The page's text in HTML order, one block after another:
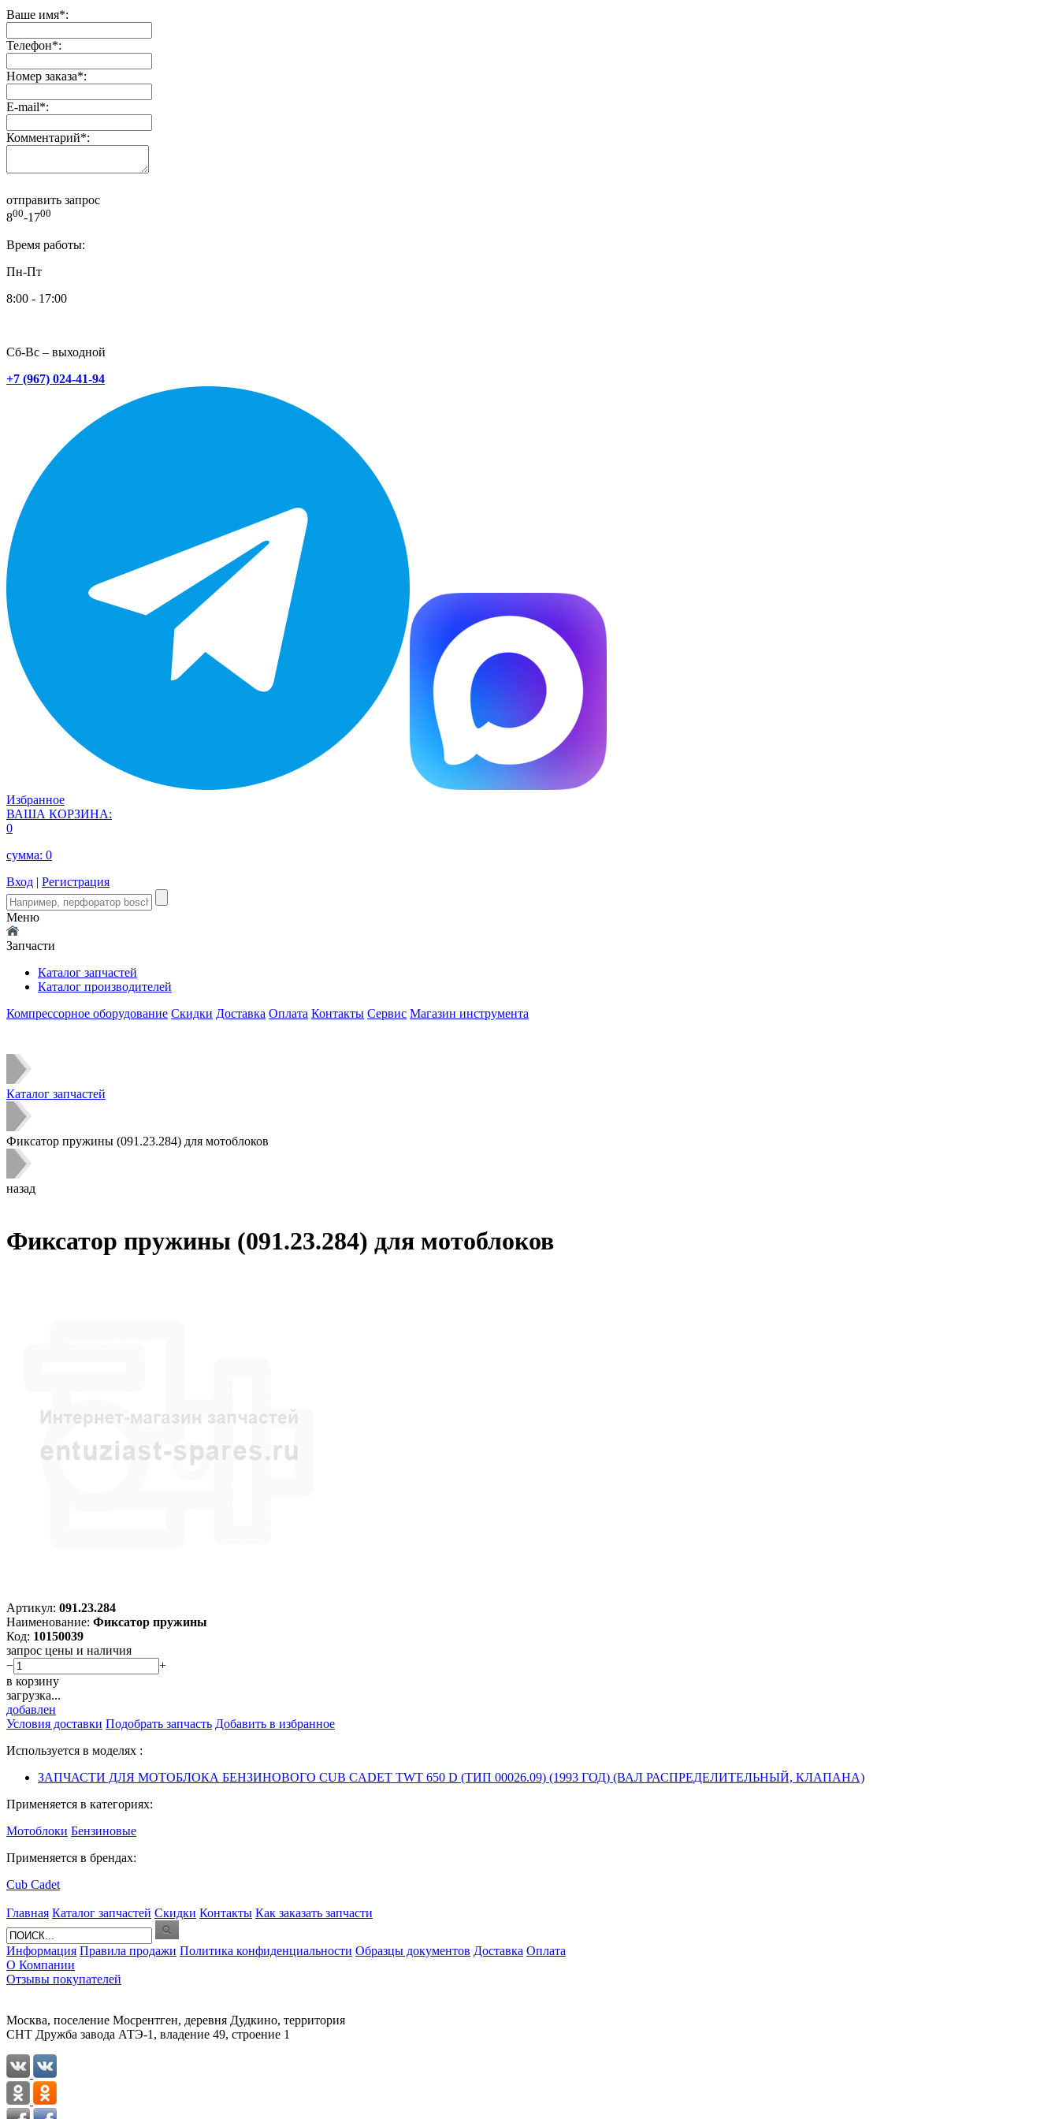
Ваше имя*:
Телефон*:
Номер заказа*:
E-mail*:
Комментарий*:
отправить запрос
800-1700
Время работы:
Пн-Пт
8:00 - 17:00
Сб-Вс – выходной
+7 (967) 024-41-94
Избранное
ВАША КОРЗИНА:
0
сумма: 0
Вход | Регистрация
Меню
Запчасти
Каталог запчастей
Каталог производителей
Компрессорное оборудование Скидки Доставка Оплата Контакты Сервис Магазин инструмента
Каталог запчастей
Фиксатор пружины (091.23.284) для мотоблоков
назад
Фиксатор пружины (091.23.284) для мотоблоков
Артикул: 091.23.284
Наименование: Фиксатор пружины
Код: 10150039
запрос цены и наличия
−
+
в корзину
загрузка...
добавлен
Условия доставки Подобрать запчасть Добавить в избранное
Используется в моделях :
ЗАПЧАСТИ ДЛЯ МОТОБЛОКА БЕНЗИНОВОГО CUB CADET TWT 650 D (ТИП 00026.09) (1993 ГОД) (ВАЛ РАСПРЕДЕЛИТЕЛЬНЫЙ, КЛАПАНА)
Применяется в категориях:
Мотоблоки Бензиновые
Применяется в брендах:
Cub Cadet
Главная Каталог запчастей Скидки Контакты Как заказать запчасти
Информация Правила продажи Политика конфиденциальности Образцы документов Доставка Оплата
О Компании
Отзывы покупателей
Москва, поселение Мосрентген, деревня Дудкино, территория
СНТ Дружба завода АТЭ-1, владение 49, строение 1